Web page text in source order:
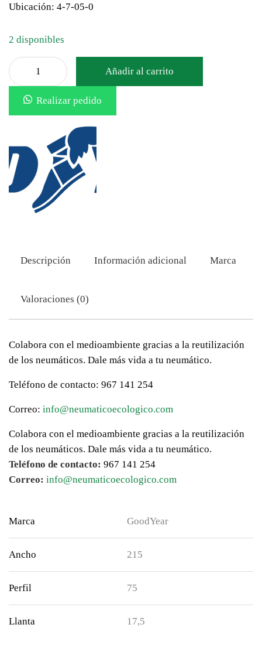
Ubicación: 4-7-05-0
2 disponibles
Añadir al carrito
Realizar pedido
Descripción Información adicional Marca
Valoraciones (0)
Colabora con el medioambiente gracias a la reutilización
de los neumáticos. Dale más vida a tu neumático.
Teléfono de contacto: 967 141 254
Correo: info@neumaticoecologico.com
Colabora con el medioambiente gracias a la reutilización
de los neumáticos. Dale más vida a tu neumático.
Teléfono de contacto: 967 141 254
Correo: info@neumaticoecologico.com
Marca GoodYear
Ancho 215
Perfil 75
Llanta 17,5